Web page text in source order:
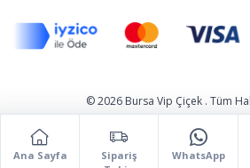
© 2026 Bursa Vip Çiçek . Tüm
Ana Sayfa
Sipariş
WhatsApp